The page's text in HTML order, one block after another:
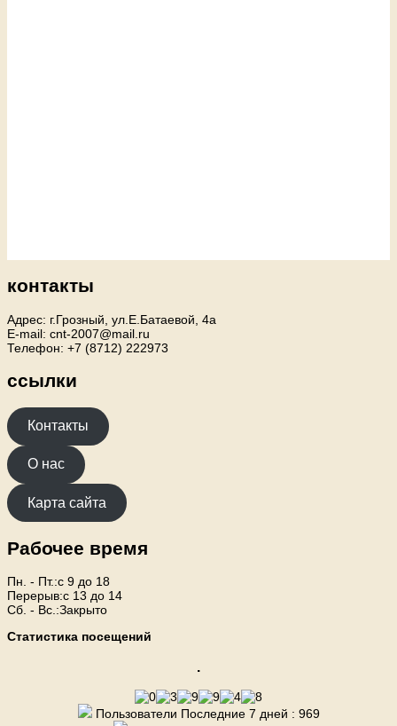
контакты
Адрес: г.Грозный, ул.Е.Батаевой, 4а
E-mail: cnt-2007@mail.ru
Телефон: +7 (8712) 222973
ссылки
Контакты
О нас
Карта сайта
Рабочее время
Пн. - Пт.:с 9 до 18
Перерыв:с 13 до 14
Сб. - Вс.:Закрыто
Статистика посещений
.
Пользователи Последние 7 дней : 969